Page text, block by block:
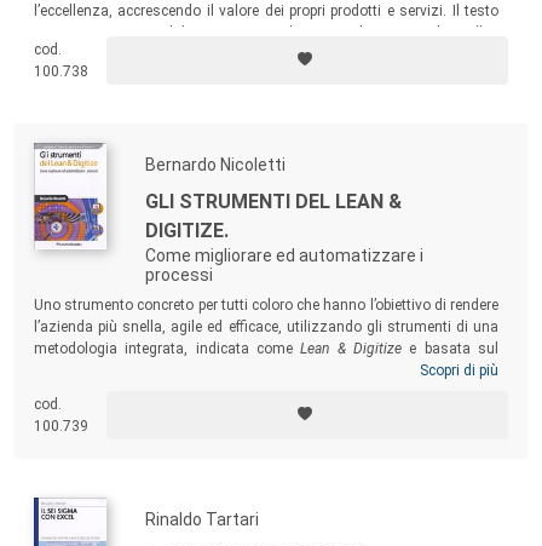
l’eccellenza, accrescendo il valore dei propri prodotti e servizi. Il testo
prima di tutto i processi e poi automatizzarli.
cod.
100.738
Bernardo Nicoletti
GLI STRUMENTI DEL LEAN &
DIGITIZE.
Come migliorare ed automatizzare i
processi
Uno strumento concreto per tutti coloro che hanno l’obiettivo di rendere
l’azienda più snella, agile ed efficace, utilizzando gli strumenti di una
metodologia integrata, indicata comeLean & Digitize e
basata sul
principio di snellire prima di tutto i processi e poi automatizzarli. Il
dalla gestione e organizzazione del progetto alla comunicazione e al
controllo economico.
Scopri di più
cod.
100.739
Rinaldo Tartari